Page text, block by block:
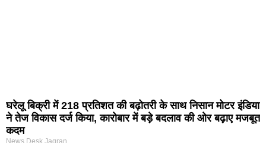
घरेलू बिक्री में 218 प्रतिशत की बढ़ोतरी के साथ निसान मोटर इंडिया
ने तेज विकास दर्ज किया, कारोबार में बड़े बदलाव की ओर बढ़ाए मजबूत
कदम
News Desk Jagran